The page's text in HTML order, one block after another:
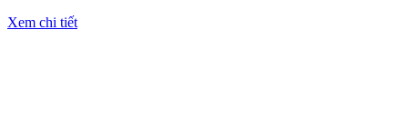
Xem chi tiết